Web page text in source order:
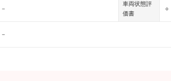
－
車両状態評
価書
○
－